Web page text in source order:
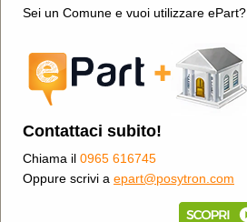
Sei un Comune e vuoi utilizzare ePart?
Contattaci subito!
Chiama il 0965 616745
Oppure scrivi a epart@posytron.com